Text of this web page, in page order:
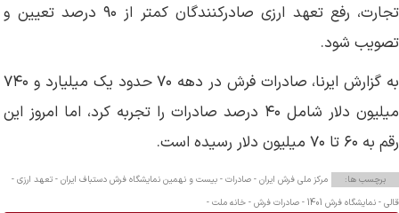
تجارت، رفع تعهد ارزی صادرکنندگان کمتر از ۹۰ درصد تعیین و
تصویب شود.
به گزارش ایرنا، صادرات فرش در دهه ۷۰ حدود یک میلیارد و ۷۴۰
میلیون دلار شامل ۴۰ درصد صادرات را تجربه کرد، اما امروز این
رقم به ۶۰ تا ۷۰ میلیون دلار رسیده است.
برچسب ها: مرکز ملی فرش ایران - صادرات - بیست و نهمین نمایشگاه فرش دستباف ایران - تعهد ارزی -
قالی - نمایشگاه فرش 1401 - صادرات فرش - خانه ملت -